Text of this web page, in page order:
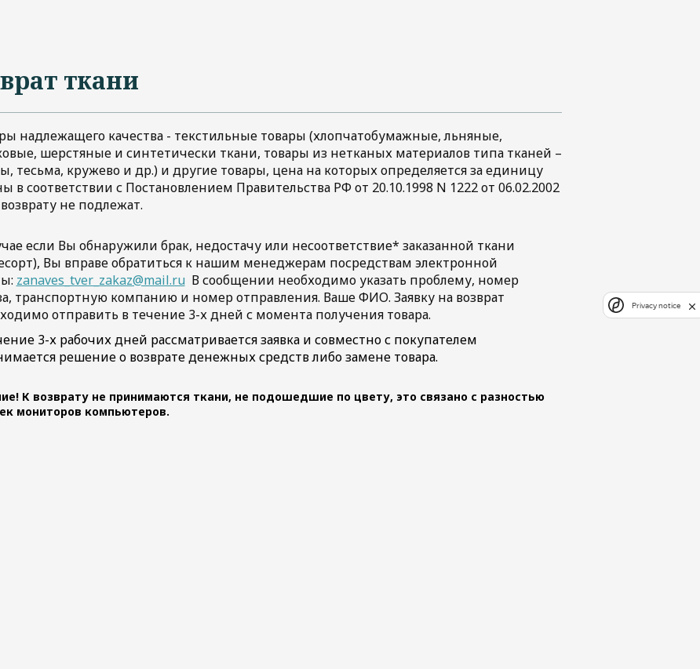
ткани
надлежащего качества - текстильные товары (хлопчатобумажные, льняные,
шерстяные и синтетически ткани, товары из нетканых материалов типа тканей –
тесьма, кружево и др.) и другие товары, цена на которых определяется за единицу
в соответствии с Постановлением Правительства РФ от 20.10.1998 N 1222 от 06.02.2002
не подлежат.
если Вы обнаружили брак, недостачу или несоответствие* заказанной ткани
Вы вправе обратиться к нашим менеджерам посредствам электронной
zanaves_tver_zakaz@mail.ruВ сообщении необходимо указать проблему, номер
транспортную компанию и номер отправления. Ваше ФИО. Заявку на возврат
отправить в течение 3-х дней с момента получения товара.
3-х рабочих дней рассматривается заявка и совместно с покупателем
решение о возврате денежных средств либо замене товара.
К возврату не принимаются ткани, не подошедшие по цвету, это связано с разностью
мониторов компьютеров.
Privacy notice